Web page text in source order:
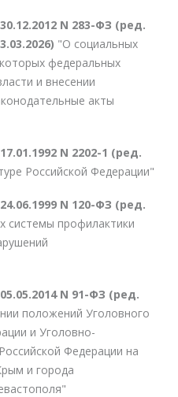
N 283-ФЗ (ред.
"О социальных
федеральных
и внесении
акты
N 2202-1 (ред.
Российской Федерации"
N 120-ФЗ (ред.
системы профилактики
N 91-ФЗ (ред.
положений Уголовного
и Уголовно-
Федерации на
и города